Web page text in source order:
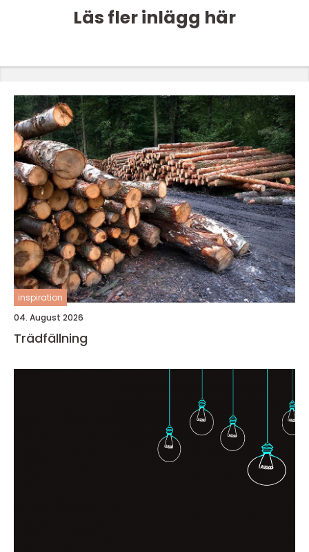
Läs fler inlägg här
inspiration
04. August 2026
Trädfällning